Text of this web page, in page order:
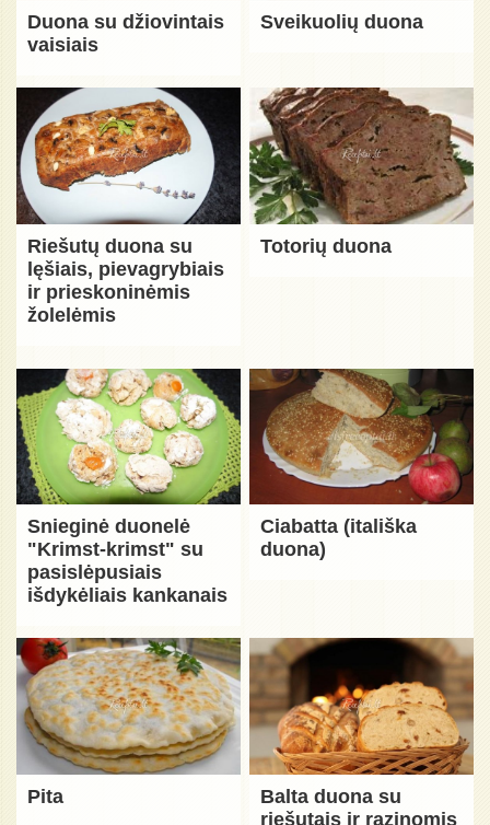
Duona su džiovintais
vaisiais
Sveikuolių duona
Riešutų duona su
lęšiais, pievagrybiais
ir prieskoninėmis
žolelėmis
Totorių duona
Snieginė duonelė
"Krimst-krimst" su
pasislėpusiais
išdykėliais kankanais
Ciabatta (itališka
duona)
Pita
Balta duona su
riešutais ir razinomis